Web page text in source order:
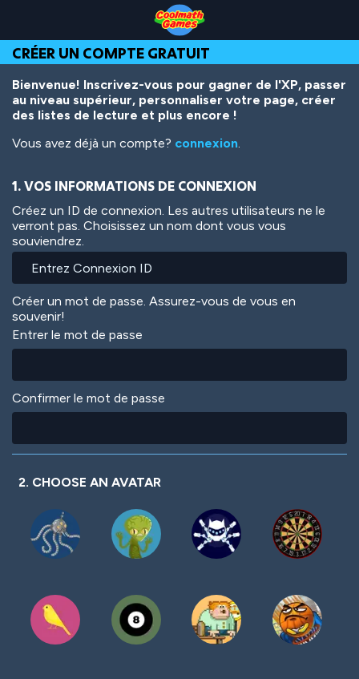
Top
of
Page
Navigation
Main
Content
Footer
contenu
principal
CRÉER UN COMPTE GRATUIT
Bienvenue! Inscrivez-vous pour gagner de l'XP, passer
au niveau supérieur, personnaliser votre page, créer
des listes de lecture et plus encore !
Vous avez déjà un compte? connexion.
1. VOS INFORMATIONS DE CONNEXION
Créez un ID de connexion. Les autres utilisateurs ne le
verront pas. Choisissez un nom dont vous vous
souviendrez.
Créer un mot de passe. Assurez-vous de vous en
souvenir!
Entrer le mot de passe
Confirmer le mot de passe
2. CHOOSE AN AVATAR